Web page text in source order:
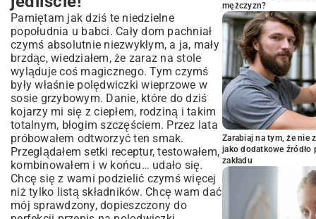
Pamiętam jak dziś te niedzielne
popołudnia u babci. Cały dom pachniał
czymś absolutnie niezwykłym, a ja, mały
brzdąc, wiedziałem, że zaraz na stole
wyląduje coś magicznego. Tym czymś
były właśnie polędwiczki wieprzowe w
sosie grzybowym. Danie, które do dziś
kojarzy mi się z ciepłem, rodziną i takim
totalnym, błogim szczęściem. Przez lata
próbowałem odtworzyć ten smak.
Przeglądałem setki receptur, testowałem,
kombinowałem i w końcu… udało się.
Chcę się z wami podzielić czymś więcej
niż tylko listą składników. Chcę wam dać
mój sprawdzony, dopieszczony do
mężczyzn?
Zarabiaj na tym, że nie
jako dodatkowe
zakładu